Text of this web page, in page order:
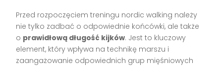
Przed rozpoczęciem treningu nordic walking należy
nie tylko zadbać o odpowiednie końcówki, ale także
o prawidłową długość kijków. Jest to kluczowy
element, który wpływa na technikę marszu i
zaangażowanie odpowiednich grup mięśniowych